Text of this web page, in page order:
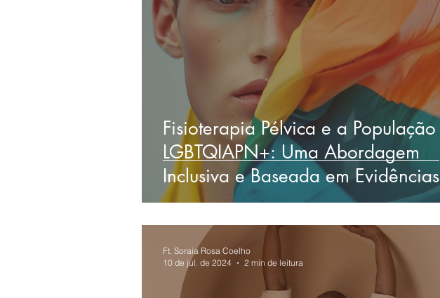
Fisioterapia Pélvica e a População
LGBTQIAPN+: Uma Abordagem
Inclusiva e Baseada em Evidências
Ft. Soraia Rosa Coelho
10 de jul. de 2024
2 min de leitura